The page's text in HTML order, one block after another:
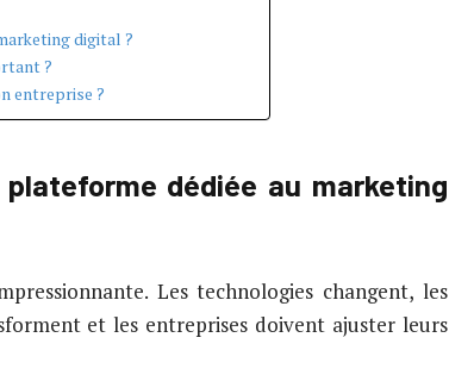
digital ?
?
entreprise ?
dédiée au marketing
Les technologies changent, les
et les entreprises doivent ajuster leurs